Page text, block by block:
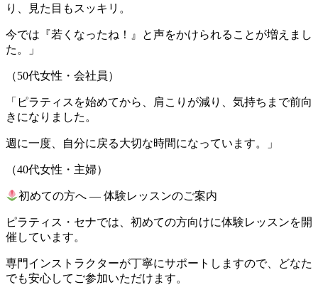
り、見た目もスッキリ。
今では『若くなったね！』と声をかけられることが増えまし
た。」
（50代女性・会社員）
「ピラティスを始めてから、肩こりが減り、気持ちまで前向
きになりました。
週に一度、自分に戻る大切な時間になっています。」
（40代女性・主婦）
初めての方へ ― 体験レッスンのご案内
ピラティス・セナでは、初めての方向けに体験レッスンを開
催しています。
専門インストラクターが丁寧にサポートしますので、どなた
でも安心してご参加いただけます。